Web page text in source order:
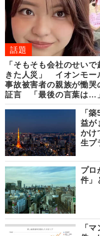
話題
「そもそも会社のせいで
きた人災」 イオンモー
事故被害者の親族が慟哭
証言 「最後の言葉は…
「
益が
かけ
生プ
プロ
件」
「